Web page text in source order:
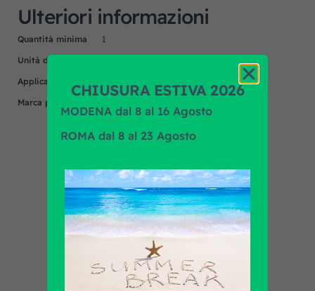
Ulteriori informazioni
Quantità minima
1
Unità di misura
Applicazione
Marca prodotto
Scopri tutti i prodotti
CHIUSURA ESTIVA 2026
MODENA dal 8 al 16 Agosto
ROMA dal 8 al 23 Agosto